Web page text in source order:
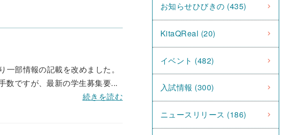
部情報の記載を改めました。
数ですが、最新の学生募集要...
続きを読む
お知らせひびきの (435)
KitaQReal (20)
イベント (482)
入試情報 (300)
ニュースリリース (186)